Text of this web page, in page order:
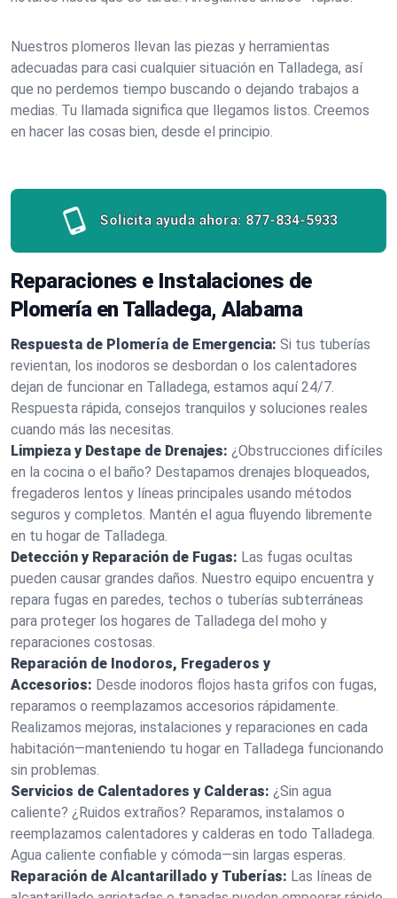
Nuestros plomeros llevan las piezas y herramientas
adecuadas para casi cualquier situación en Talladega, así
que no perdemos tiempo buscando o dejando trabajos a
medias. Tu llamada significa que llegamos listos. Creemos
en hacer las cosas bien, desde el principio.
Solicita ayuda ahora: 877-834-5933
Reparaciones e Instalaciones de
Plomería en Talladega, Alabama
Respuesta de Plomería de Emergencia: Si tus tuberías
revientan, los inodoros se desbordan o los calentadores
dejan de funcionar en Talladega, estamos aquí 24/7.
Respuesta rápida, consejos tranquilos y soluciones reales
cuando más las necesitas.
Limpieza y Destape de Drenajes: ¿Obstrucciones difíciles
en la cocina o el baño? Destapamos drenajes bloqueados,
fregaderos lentos y líneas principales usando métodos
seguros y completos. Mantén el agua fluyendo libremente
en tu hogar de Talladega.
Detección y Reparación de Fugas: Las fugas ocultas
pueden causar grandes daños. Nuestro equipo encuentra y
repara fugas en paredes, techos o tuberías subterráneas
para proteger los hogares de Talladega del moho y
reparaciones costosas.
Reparación de Inodoros, Fregaderos y
Accesorios: Desde inodoros flojos hasta grifos con fugas,
reparamos o reemplazamos accesorios rápidamente.
Realizamos mejoras, instalaciones y reparaciones en cada
habitación—manteniendo tu hogar en Talladega funcionando
sin problemas.
Servicios de Calentadores y Calderas: ¿Sin agua
caliente? ¿Ruidos extraños? Reparamos, instalamos o
reemplazamos calentadores y calderas en todo Talladega.
Agua caliente confiable y cómoda—sin largas esperas.
Reparación de Alcantarillado y Tuberías: Las líneas de